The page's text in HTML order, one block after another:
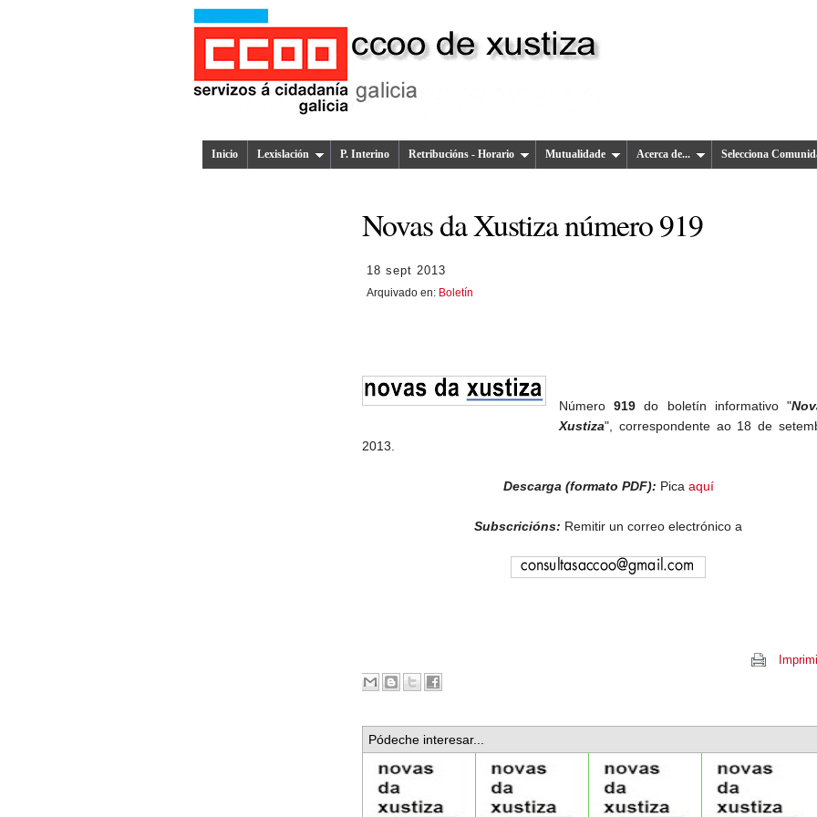
Inicio Lexislación P. Interino Retribucións - Horario Mutualidade Acerca de... Selecciona
Novas da Xustiza número 919
18 sept 2013
Arquivado en: Boletín
Número919do boletín informativo "
Xustiza", correspondente ao 18 de
2013.
Descarga (formato PDF): Pica aquí
Subscricións: Remitir un correo electrónico a
Pódeche interesar...